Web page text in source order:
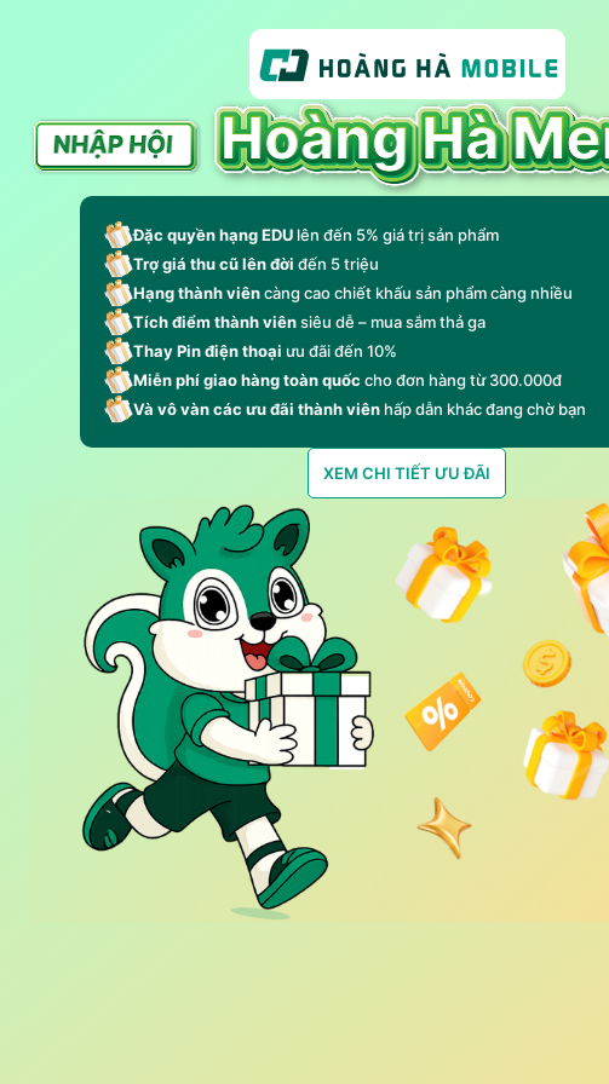
Đặc quyền hạng EDU lên đến 5% giá trị sản phẩm
Trợ giá thu cũ lên đời đến 5 triệu
Hạng thành viêncàng cao chiết khấu sản phẩm càng nhiều
Tích điểm thành viênsiêu dễ – mua sắm thả ga
Thay Pin điện thoại ưu đãi đến 10%
Miễn phí giao hàng toàn quốccho đơn hàng từ 300.000đ
Và vô vàn các ưu đãi thành viên hấp dẫn khác đang chờ bạn
XEM CHI TIẾT ƯU ĐÃI